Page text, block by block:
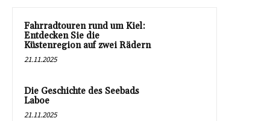
Fahrradtouren rund um Kiel:
Entdecken Sie die
Küstenregion auf zwei Rädern
21.11.2025
Die Geschichte des Seebads
Laboe
21.11.2025